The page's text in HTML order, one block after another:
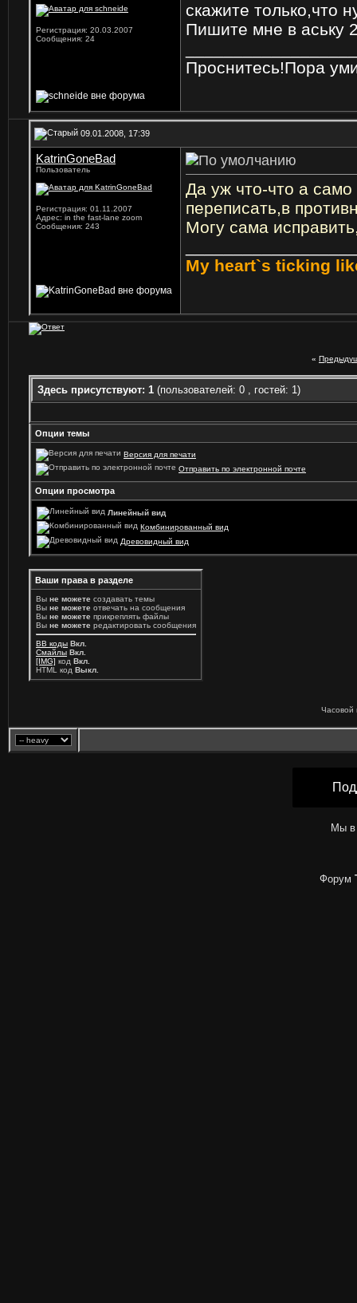
Регистрация: 20.03.2007
Сообщения: 24
скажите только,что
Пишите мне в аську
Проснитесь!Пора
09.01.2008, 17:39
KatrinGoneBad
Пользователь
Регистрация: 01.11.2007
Адрес: in the fast-lane zoom
Сообщения: 243
Да уж что-что а
переписать,в
Могу сама
My heart`s ticking
«
Здесь присутствуют: 1 (пользователей: 0 , гостей: 1)
Опции темы
Версия для печати
Отправить по электронной почте
Опции просмотра
Линейный вид
Комбинированный вид
Древовидный вид
Ваши права в разделе
Вы не можете создавать темы
Вы не можете отвечать на сообщения
Вы не можете прикреплять файлы
Вы не можете редактировать сообщения
BB коды Вкл.
Смайлы Вкл.
[IMG] код Вкл.
HTML код Выкл.
Часовой
Мы в
Форум